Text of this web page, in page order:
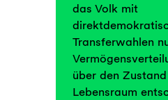
das Volk mit
Transferwahlen
über den
Lebensraum